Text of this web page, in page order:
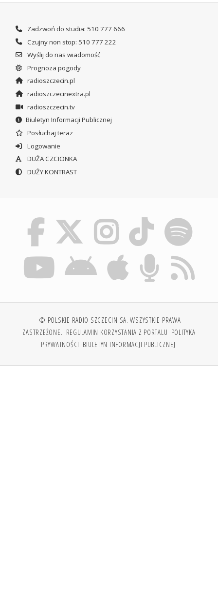
Zadzwoń do studia: 510 777 666
Czujny non stop: 510 777 222
Wyślij do nas wiadomość
Prognoza pogody
radioszczecin.pl
radioszczecinextra.pl
radioszczecin.tv
Biuletyn Informacji Publicznej
Posłuchaj teraz
Logowanie
DUŻA CZCIONKA
DUŻY KONTRAST
© POLSKIE RADIO SZCZECIN SA. WSZYSTKIE PRAWA
ZASTRZEŻONE. REGULAMIN KORZYSTANIA Z PORTALU POLITYKA
PRYWATNOŚCI BIULETYN INFORMACJI PUBLICZNEJ